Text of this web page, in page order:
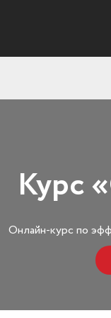
Курс
Онлайн-курс по